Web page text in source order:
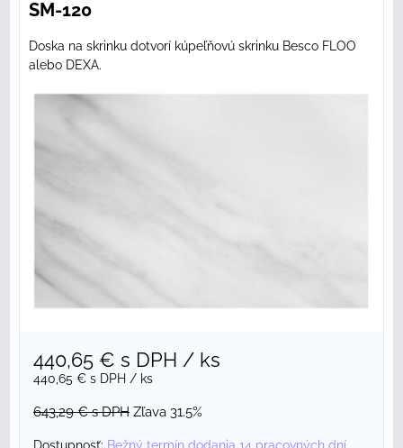
SM-120
Doska na skrinku dotvorí kúpeľňovú skrinku Besco FLOO
alebo DEXA.
440,65 € s DPH / ks
440,65 € s DPH / ks
643,29 €s DPH Zľava 31.5%
Dostupnosť: Bežný termín dodania 14 pracovných dní